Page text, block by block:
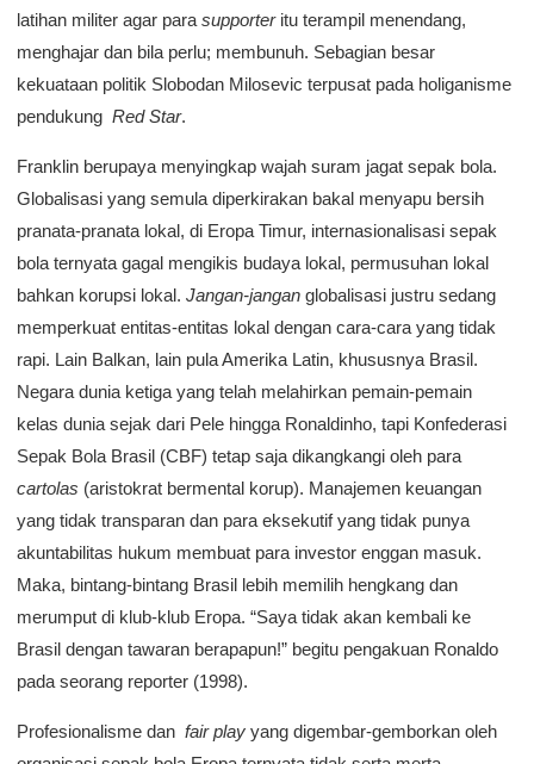
latihan militer agar parasupporteritu terampil menendang,
menghajar dan bila perlu; membunuh. Sebagian besar
kekuataan politik Slobodan Milosevic terpusat pada holiganisme
pendukung Red Star.
Franklin berupaya menyingkap wajah suram jagat sepak bola.
Globalisasi yang semula diperkirakan bakal menyapu bersih
pranata-pranata lokal, di Eropa Timur, internasionalisasi sepak
bola ternyata gagal mengikis budaya lokal, permusuhan lokal
bahkan korupsi lokal. Jangan-jangan globalisasi justru sedang
memperkuat entitas-entitas lokal dengan cara-cara yang tidak
rapi. Lain Balkan, lain pula Amerika Latin, khususnya Brasil.
Negara dunia ketiga yang telah melahirkan pemain-pemain
kelas dunia sejak dari Pele hingga Ronaldinho, tapi Konfederasi
Sepak Bola Brasil (CBF) tetap saja dikangkangi oleh para
cartolas (aristokrat bermental korup). Manajemen keuangan
yang tidak transparan dan para eksekutif yang tidak punya
akuntabilitas hukum membuat para investor enggan masuk.
Maka, bintang-bintang Brasil lebih memilih hengkang dan
merumput di klub-klub Eropa. “Saya tidak akan kembali ke
Brasil dengan tawaran berapapun!” begitu pengakuan Ronaldo
pada seorang reporter (1998).
Profesionalisme dan fair play yang digembar-gemborkan oleh